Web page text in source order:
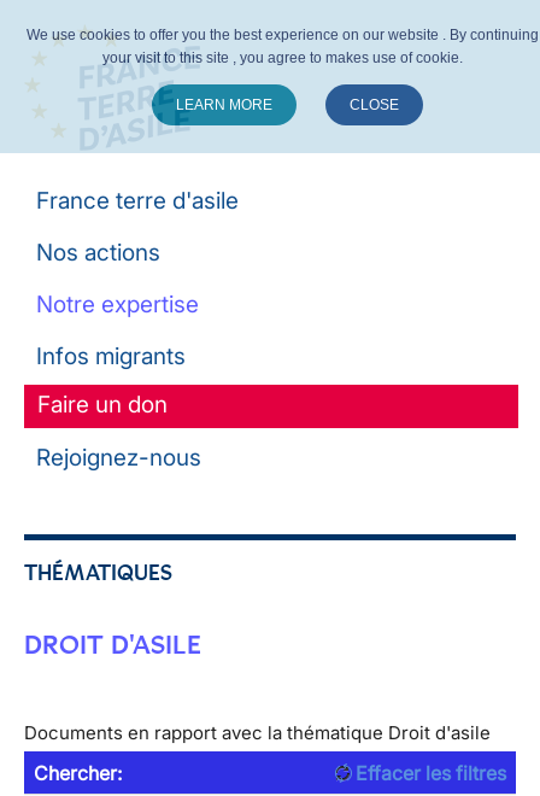
France terre d'asile
Nos actions
Notre expertise
Infos migrants
Faire un don
Rejoignez-nous
THÉMATIQUES
DROIT D'ASILE
Documents en rapport avec la thématique Droit d'asile
Chercher:
Effacer les filtres
We use cookies to offer you the best experience on our website . By continuing
your visit to this site , you agree to makes use of cookie.
LEARN MORE CLOSE